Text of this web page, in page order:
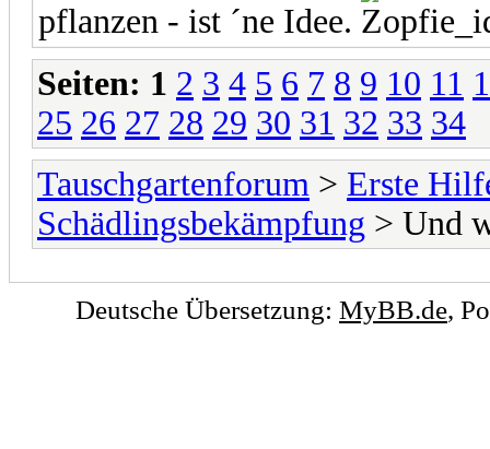
pflanzen - ist ´ne Idee.
Seiten: 1 2 3 4 5 6 7 8 9 10 11
25 26 27 28 29 30 31 32 33 34
Tauschgartenforum > Erste
Schädlingsbekämpfung > Und
Deutsche Übersetzung: MyBB.de,